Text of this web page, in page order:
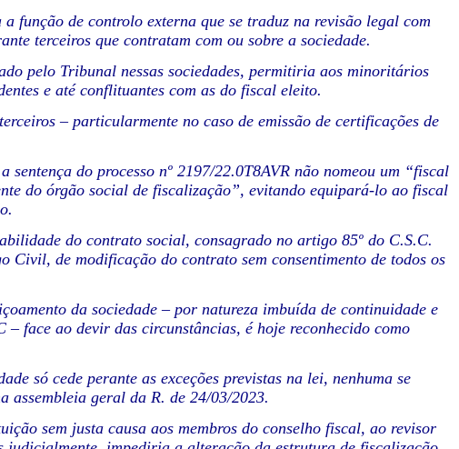
função de controlo externa que se traduz na revisão legal com
terceiros que contratam com ou sobre a sociedade.
pelo Tribunal nessas sociedades, permitiria aos minoritários
e até conflituantes com as do fiscal eleito.
– particularmente no caso de emissão de certificações de
do processo nº 2197/22.0T8AVR não nomeou um “fiscal
do órgão social de fiscalização”, evitando equipará-lo ao fiscal
do contrato social, consagrado no artigo 85º do C.S.C.
Civil, de modificação do contrato sem consentimento de todos os
da sociedade – por natureza imbuída de continuidade e
face ao devir das circunstâncias, é hoje reconhecido como
só cede perante as exceções previstas na lei, nenhuma se
assembleia geral da R. de 24/03/2023.
sem justa causa aos membros do conselho fiscal, ao revisor